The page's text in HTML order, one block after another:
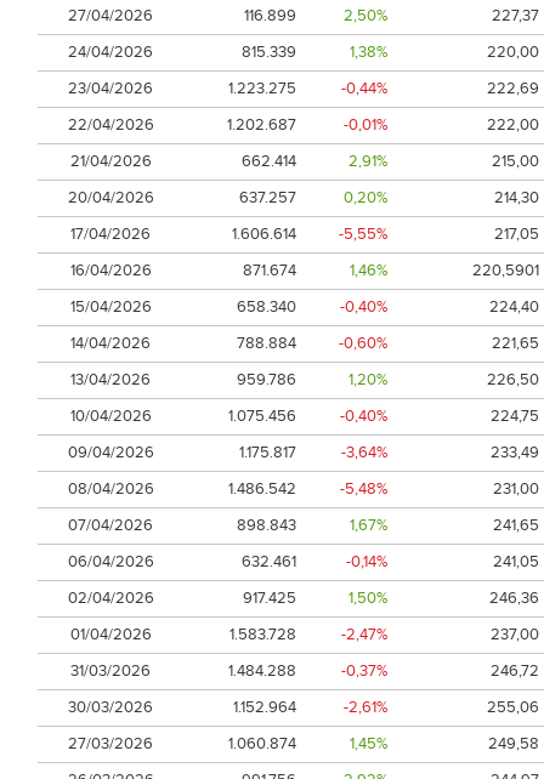
27/04/2026
116.899 2,50%
227,37
24/04/2026
815.339 1,38%
220,00
23/04/2026
1.223.275 -0,44%
222,69
22/04/2026
1.202.687 -0,01%
222,00
21/04/2026
662.414 2,91%
215,00
20/04/2026
637.257 0,20%
214,30
17/04/2026
1.606.614 -5,55%
217,05
16/04/2026
871.674 1,46%
220,5901
15/04/2026
658.340 -0,40%
224,40
14/04/2026
788.884 -0,60%
221,65
13/04/2026
959.786 1,20%
226,50
10/04/2026
1.075.456 -0,40%
224,75
09/04/2026
1.175.817 -3,64%
233,49
08/04/2026
1.486.542 -5,48%
231,00
07/04/2026
898.843 1,67%
241,65
06/04/2026
632.461 -0,14%
241,05
02/04/2026
917.425 1,50%
246,36
01/04/2026
1.583.728 -2,47%
237,00
31/03/2026
1.484.288 -0,37%
246,72
30/03/2026
1.152.964 -2,61%
255,06
27/03/2026
1.060.874 1,45%
249,58